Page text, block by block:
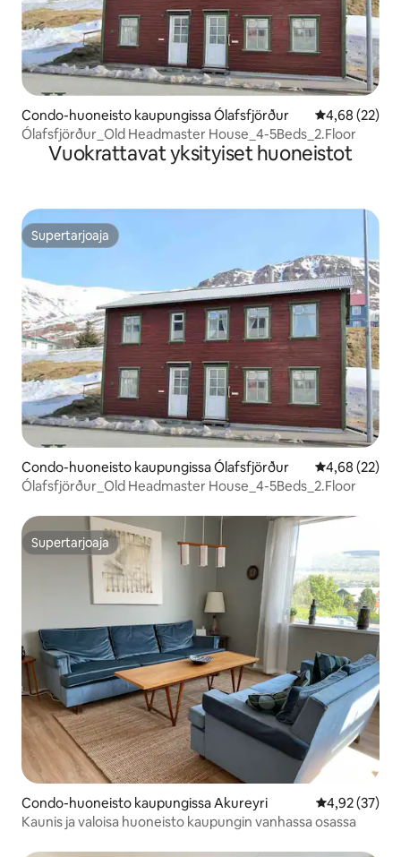
Condo-huoneisto kaupungissa Ólafsfjörður
4,68 (22)
Ólafsfjörður_Old Headmaster House_4-5Beds_2.Floor
Vuokrattavat yksityiset huoneistot
Supertarjoaja
Supertarjoaja
Condo-huoneisto kaupungissa Ólafsfjörður
4,68 (22)
Ólafsfjörður_Old Headmaster House_4-5Beds_2.Floor
Supertarjoaja
Supertarjoaja
Condo-huoneisto kaupungissa Akureyri
4,92 (37)
Kaunis ja valoisa huoneisto kaupungin vanhassa osassa